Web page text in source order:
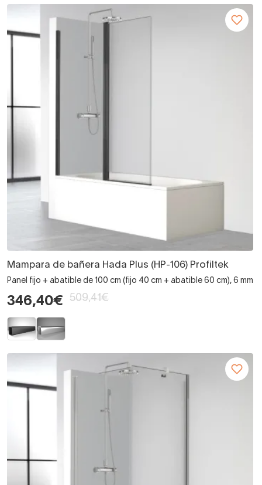
Mampara de bañera Hada Plus (HP-106) Profiltek
Panel fijo + abatible de 100 cm (fijo 40 cm + abatible 60 cm), 6 mm
346,40€ 509,41€